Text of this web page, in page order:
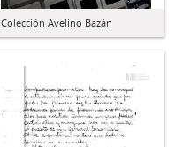
Colección Avelino Bazán